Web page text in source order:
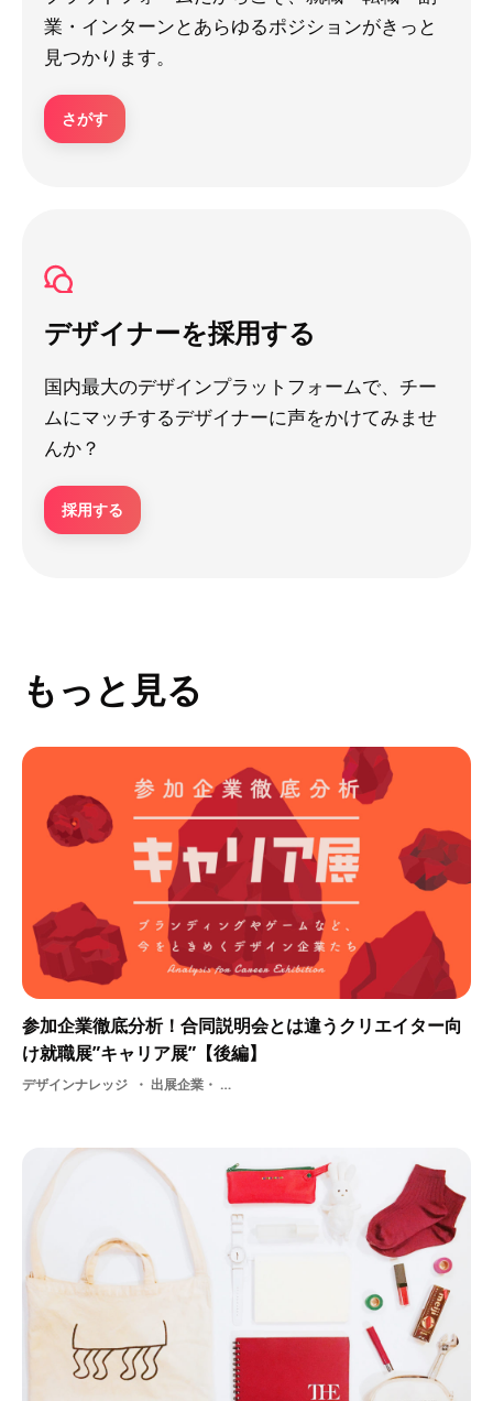
業・インターンとあらゆるポジションがきっと
見つかります。
さがす
デザイナーを採用する
国内最大のデザインプラットフォームで、チー
ムにマッチするデザイナーに声をかけてみませ
んか？
採用する
もっと見る
参加企業徹底分析！合同説明会とは違うクリエイター向
け就職展”キャリア展”【後編】
デザインナレッジ 出展企業・ ソーシャルゲーム・ グラフィックデザイナー・ ソーシャルデザイン・ はたらくビビビット・ デザインイラスト・ グラフィック・ イラストレーター・ 3D・ DESIGN・ IT・ DTP・ グラフィッカー・ デザイン・ ゲームスキル